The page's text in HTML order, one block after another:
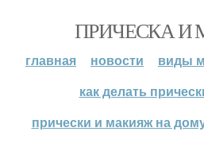
ПРИЧЕСКА И
главная новости
виды
как делать
прически и макияж на